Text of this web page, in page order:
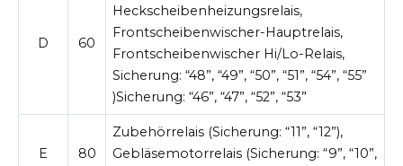
D 60
Heckscheibenheizungsrelais,
Frontscheibenwischer-Hauptrelais,
Frontscheibenwischer Hi/Lo-Relais,
Sicherung: “48”, “49”, “50”, “51”, “54”, “55”
)Sicherung: “46”, “47”, “52”, “53”
E 80
Zubehörrelais (Sicherung: “11”, “12”),
Gebläsemotorrelais (Sicherung: “9”, “10”,